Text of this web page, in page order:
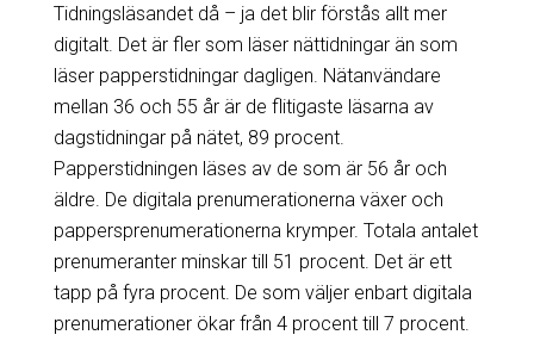
Tidningsläsandet då – ja det blir förstås allt mer
digitalt. Det är fler som läser nättidningar än som
läser papperstidningar dagligen. Nätanvändare
mellan 36 och 55 år är de flitigaste läsarna av
dagstidningar på nätet, 89 procent.
Papperstidningen läses av de som är 56 år och
äldre. De digitala prenumerationerna växer och
pappersprenumerationerna krymper. Totala antalet
prenumeranter minskar till 51 procent. Det är ett
tapp på fyra procent. De som väljer enbart digitala
prenumerationer ökar från 4 procent till 7 procent.